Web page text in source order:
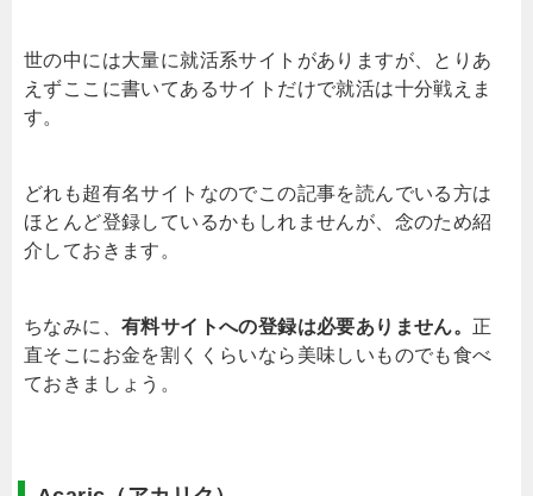
世の中には大量に就活系サイトがありますが、とりあ
えずここに書いてあるサイトだけで就活は十分戦えま
す。
どれも超有名サイトなのでこの記事を読んでいる方は
ほとんど登録しているかもしれませんが、念のため紹
介しておきます。
ちなみに、 有料サイトへの登録は必要ありません。
正
直そこにお金を割くくらいなら美味しいものでも食べ
ておきましょう。